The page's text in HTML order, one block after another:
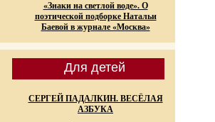
«Знаки на светлой воде». О
поэтической подборке Натальи
Баевой в журнале «Москва»
Для детей
СЕРГЕЙ ПАДАЛКИН. ВЕСЁЛАЯ
АЗБУКА